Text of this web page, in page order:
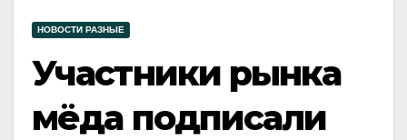
НОВОСТИ РАЗНЫЕ
Участники рынка
мёда подписали